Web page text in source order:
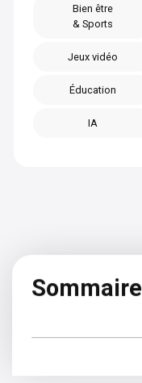
Bien être
& Sports
Jeux vidéo
Éducation
IA
Sommaire